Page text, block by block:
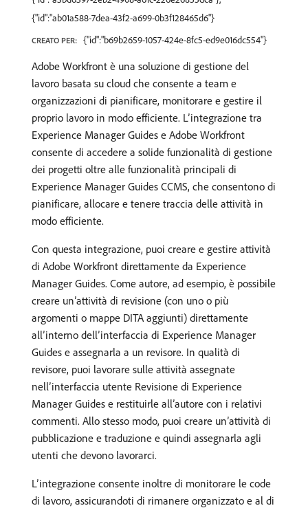
{"id":"ab01a588-7dea-43f2-a699-0b3f128465d6"}
CREATO PER: {"id":"b69b2659-1057-424e-8fc5-ed9e016dc554"}
Adobe Workfront è una soluzione di gestione del
lavoro basata su cloud che consente a team e
organizzazioni di pianificare, monitorare e gestire il
proprio lavoro in modo efficiente. L’integrazione tra
Experience Manager Guides e Adobe Workfront
consente di accedere a solide funzionalità di gestione
dei progetti oltre alle funzionalità principali di
Experience Manager Guides CCMS, che consentono di
pianificare, allocare e tenere traccia delle attività in
modo efficiente.
Con questa integrazione, puoi creare e gestire attività
di Adobe Workfront direttamente da Experience
Manager Guides. Come autore, ad esempio, è possibile
creare un’attività di revisione (con uno o più
argomenti o mappe DITA aggiunti) direttamente
all’interno dell’interfaccia di Experience Manager
Guides e assegnarla a un revisore. In qualità di
revisore, puoi lavorare sulle attività assegnate
nell’interfaccia utente Revisione di Experience
Manager Guides e restituirle all’autore con i relativi
commenti. Allo stesso modo, puoi creare un’attività di
pubblicazione e traduzione e quindi assegnarla agli
utenti che devono lavorarci.
L’integrazione consente inoltre di monitorare le code
di lavoro, assicurandoti di rimanere organizzato e al di